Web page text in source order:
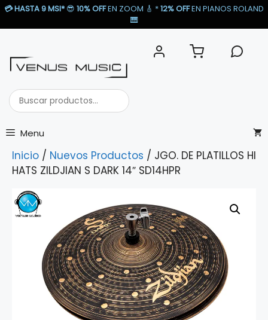
Saltar
💳HASTA 9 MSI* 😎 10% OFFEN ZOOM 🎸​ *12% OFFEN PIANOS ROLAND
🎹​
Buscar
productos...
Menu
Inicio / Nuevos Productos / JGO. DE PLATILLOS HI
HATS ZILDJIAN S DARK 14″ SD14HPR